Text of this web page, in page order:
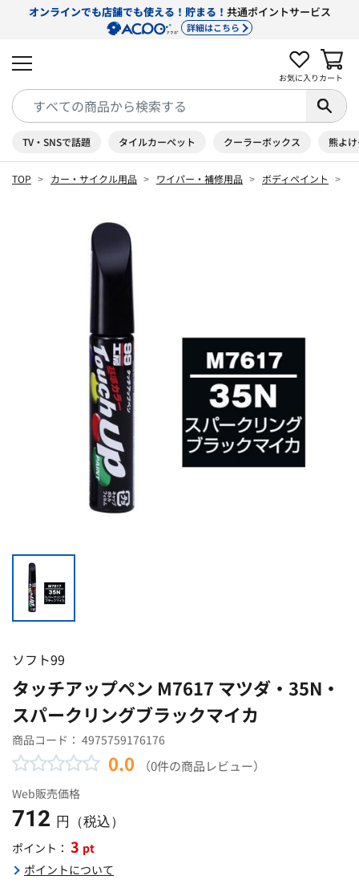
オンラインでも店舗でも使える！貯まる！ 共通ポイントサービス
詳細はこちら
お気に入り カート
TV・SNSで話題 タイルカーペット クーラーボックス 熊よ
TOP カー・サイクル用品 ワイパー・補修用品 ボディペイント
ソフト99
タッチアップペン M7617 マツダ・35N・
スパークリングブラックマイカ
商品コード： 4975759176176
0.0 （0件の商品レビュー）
Web販売価格
712 円（税込）
ポイント： 3 pt
ポイントについて